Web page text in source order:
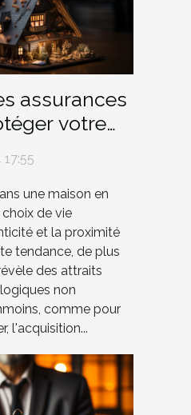
assurances
votre
dans une
une maison en
de vie
et la proximité
tendance, de plus
des attraits
non
comme pour
l'acquisition...